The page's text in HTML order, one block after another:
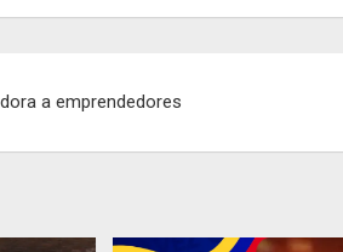
a emprendedores